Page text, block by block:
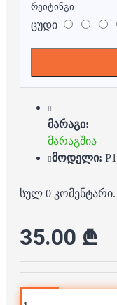
რეიტინგი
ცუდი
მარაგი:
მარაგშია
მოდელი:
სულ 0 კომენტარი.
35.00 ₾